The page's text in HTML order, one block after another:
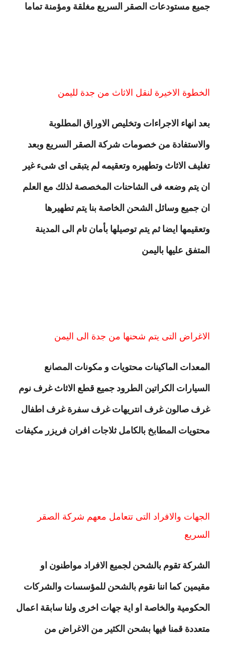
جميع مستودعات الصقر السريع مغلقة ومؤمنة تماما
الخطوة الاخيرة لنقل الاثاث من جدة لليمن
بعد انهاء الاجراءات وتخليص الاوراق المطلوبة
والاستفادة من خصومات شركة الصقر السريع وبعد
تغليف الاثاث وتطهيره وتعقيمه لم يتبقى اى شىء غير
ان يتم وضعه فى الشاحنات المخصصة لذلك مع العلم
ان جميع وسائل الشحن الخاصة بنا يتم تطهيرها
وتعقيمها ايضا ثم يتم توصيلها بأمان تام الى المدينة
المتفق عليها باليمن
الاغراض التى يتم شحنها من جدة الى اليمن
المعدات الماكينات محتويات و مكونات المصانع
السيارات الكراتين الطرود جميع قطع الاثاث غرف نوم
غرف صالون غرف انتريهات غرف سفرة غرف اطفال
محتويات المطابخ بالكامل ثلاجات افران فريزر مكيفات
الجهات والافراد التى تتعامل معهم شركة الصقر
السريع
الشركة تقوم بالشحن لجميع الافراد مواطنون او
مقيمين كما اننا نقوم بالشحن للمؤسسات والشركات
الحكومية والخاصة او اية جهات اخرى ولنا سابقة اعمال
متعددة قمنا فيها بشحن الكثير من الاغراض من